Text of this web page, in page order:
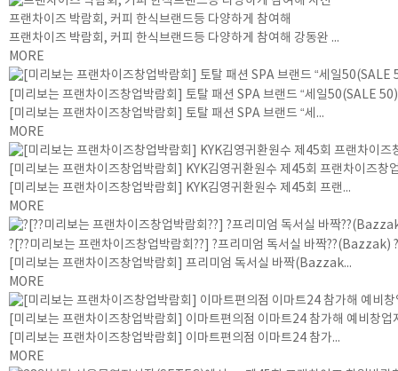
프랜차이즈 박람회, 커피 한식브랜드등 다양하게 참여해
프랜차이즈 박람회, 커피 한식브랜드등 다양하게 참여해 강동완 ...
MORE
[미리보는 프랜차이즈창업박람회] 토탈 패션 SPA 브랜드 “세일50(SALE
[미리보는 프랜차이즈창업박람회] 토탈 패션 SPA 브랜드 “세...
MORE
[미리보는 프랜차이즈창업박람회] KYK김영귀환원수 제45회 프랜차이즈창
[미리보는 프랜차이즈창업박람회] KYK김영귀환원수 제45회 프랜...
MORE
?[??미리보는 프랜차이즈창업박람회??] ?프리미엄 독서실 바짝??(Bazzak)
[미리보는 프랜차이즈창업박람회] 프리미엄 독서실 바짝(Bazzak...
MORE
[미리보는 프랜차이즈창업박람회] 이마트편의점 이마트24 참가해 예비창업
[미리보는 프랜차이즈창업박람회] 이마트편의점 이마트24 참가...
MORE